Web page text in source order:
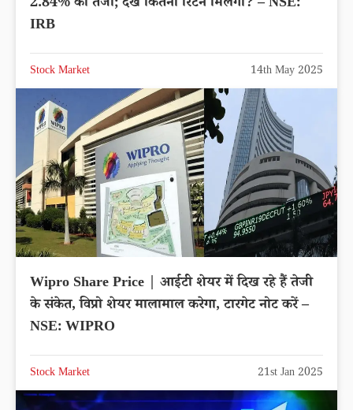
IRB
Stock Market 14th May 2025
Wipro Share Price | आईटी शेयर में दिख रहे हैं तेजी
के संकेत, विप्रो शेयर मालामाल करेगा, टारगेट नोट करें –
NSE: WIPRO
Stock Market 21st Jan 2025